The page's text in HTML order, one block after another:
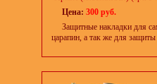
Цена: 300 руб.
Защитные накладки для
царапин, а так же для